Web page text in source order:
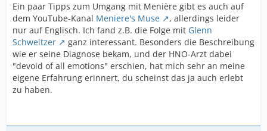
Ein paar Tipps zum Umgang mit Menière gibt es auch auf
dem YouTube-Kanal Meniere's Muse
, allerdings leider
nur auf Englisch. Ich fand z.B. die Folge mit Glenn
Schweitzer
ganz interessant. Besonders die Beschreibung
wie er seine Diagnose bekam, und der HNO-Arzt dabei
"devoid of all emotions" erschien, hat mich sehr an meine
eigene Erfahrung erinnert, du scheinst das ja auch erlebt
zu haben.